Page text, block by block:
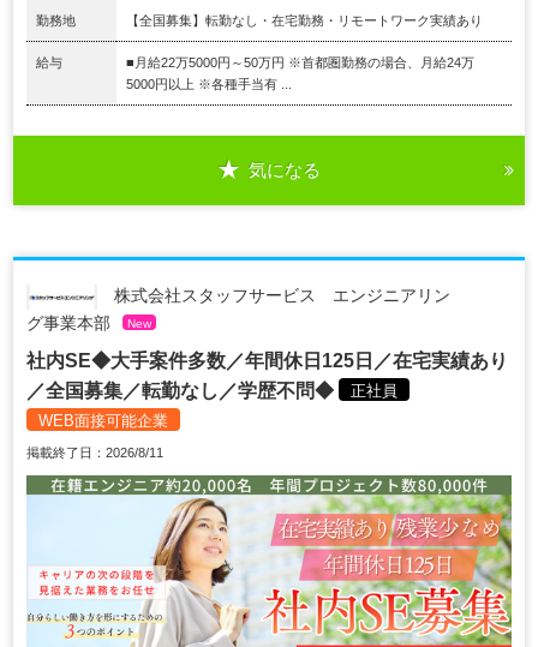
勤務地 【全国募集】転勤なし・在宅勤務・リモートワーク実績あり
給与
■月給22万5000円～50万円 ※首都圏勤務の場合、月給24万
5000円以上 ※各種手当有 ...
気になる
株式会社スタッフサービス エンジニアリン
グ事業本部
New
社内SE◆大手案件多数／年間休日125日／在宅実績あり
／全国募集／転勤なし／学歴不問◆
正社員
WEB面接可能企業
掲載終了日：2026/8/11